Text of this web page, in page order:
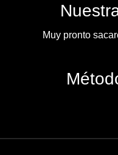
Muy pronto